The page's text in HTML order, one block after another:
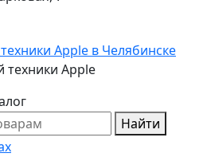
техники Apple
Найти